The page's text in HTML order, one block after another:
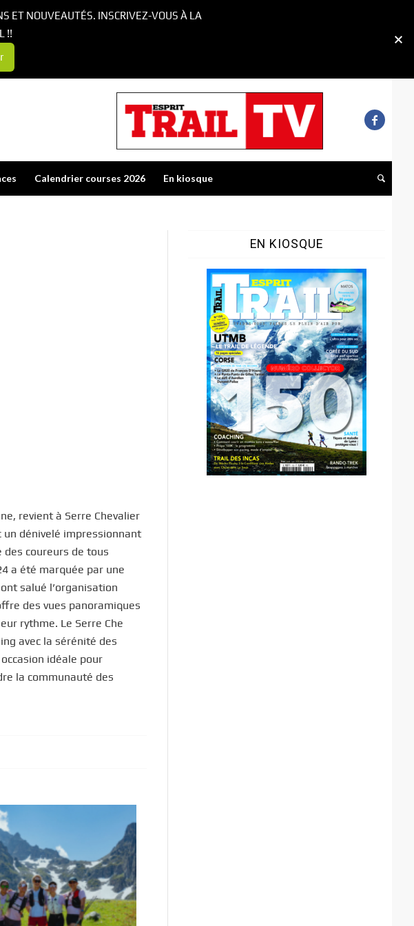
Calendrier courses 2026 En kiosque
revient à Serre Chevalier
un dénivelé impressionnant
des coureurs de tous
a été marquée par une
salué l’organisation
des vues panoramiques
rythme. Le Serre Che
avec la sérénité des
idéale pour
la communauté des
EN KIOSQUE
ET NOUVEAUTÉS. INSCRIVEZ-VOUS À LA
!!